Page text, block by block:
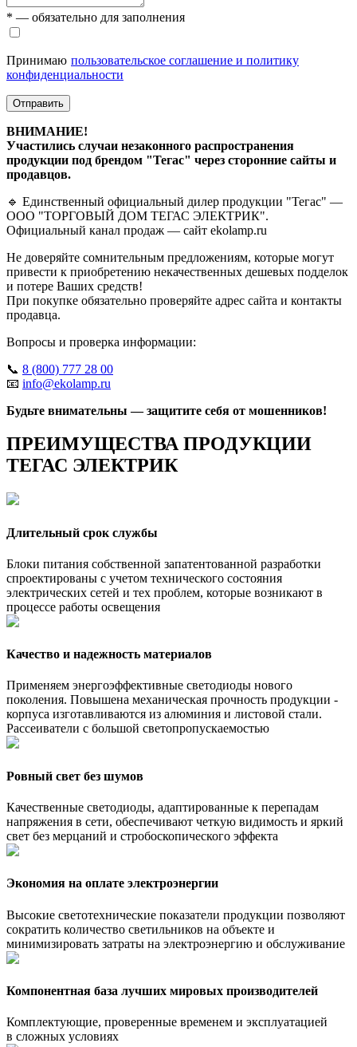
* — обязательно для заполнения
Принимаю пользовательское соглашение и политику
конфиденциальности
Отправить
ВНИМАНИЕ!
Участились случаи незаконного распространения
продукции под брендом "Тегас" через сторонние сайты и
продавцов.
🔹 Единственный официальный дилер продукции "Тегас" —
ООО "ТОРГОВЫЙ ДОМ ТЕГАС ЭЛЕКТРИК".
Официальный канал продаж — сайт ekolamp.ru
Не доверяйте сомнительным предложениям, которые могут
привести к приобретению некачественных дешевых подделок
и потере Ваших средств!
При покупке обязательно проверяйте адрес сайта и контакты
продавца.
Вопросы и проверка информации:
📞 8 (800) 777 28 00
📧 info@ekolamp.ru
Будьте внимательны — защитите себя от мошенников!
ПРЕИМУЩЕСТВА ПРОДУКЦИИ
ТЕГАС ЭЛЕКТРИК
Длительный срок службы
Блоки питания собственной запатентованной разработки
спроектированы с учетом технического состояния
электрических сетей и тех проблем, которые возникают в
процессе работы освещения
Качество и надежность материалов
Применяем энергоэффективные светодиоды нового
поколения. Повышена механическая прочность продукции -
корпуса изготавливаются из алюминия и листовой стали.
Рассеиватели с большой светопропускаемостью
Ровный свет без шумов
Качественные светодиоды, адаптированные к перепадам
напряжения в сети, обеспечивают четкую видимость и яркий
свет без мерцаний и стробоскопического эффекта
Экономия на оплате электроэнергии
Высокие светотехнические показатели продукции позволяют
сократить количество светильников на объекте и
минимизировать затраты на электроэнергию и обслуживание
Компонентная база лучших мировых производителей
Комплектующие, проверенные временем и эксплуатацией
в сложных условиях